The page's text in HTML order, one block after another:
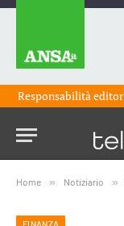
Responsabilità
Home » Notiziario »